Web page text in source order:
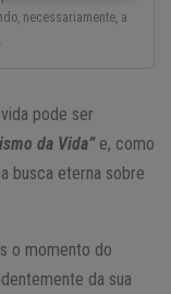
necessariamente, a
pode ser
da Vida”e, como
busca eterna sobre
o momento do
da sua